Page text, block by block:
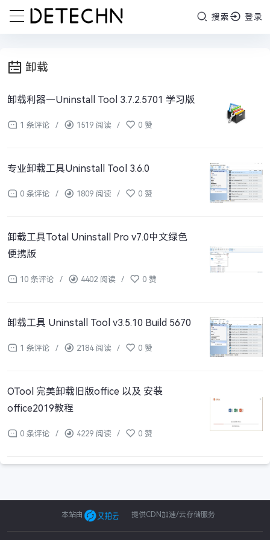
搜索 登录
卸载
卸载利器—Uninstall Tool 3.7.2.5701 学习版
1 条评论 / 1519 阅读 / 0 赞
专业卸载工具Uninstall Tool 3.6.0
0 条评论 / 1809 阅读 / 0 赞
卸载工具Total Uninstall Pro v7.0中文绿色
便携版
10 条评论 / 4402 阅读 / 0 赞
卸载工具 Uninstall Tool v3.5.10 Build 5670
1 条评论 / 2184 阅读 / 0 赞
OTool 完美卸载旧版office 以及 安装
office2019教程
0 条评论 / 4229 阅读 / 0 赞
本站由 提供CDN加速/云存储服务